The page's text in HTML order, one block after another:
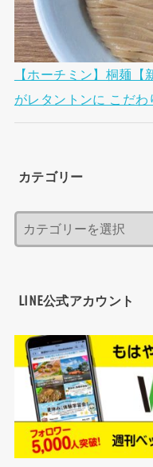
【ホーチミン】桐麺
がレタントンに こだ
カテゴリー
LINE公式アカウント